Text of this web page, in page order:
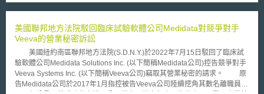
「初步立法公告」(Notice of Proposed Rulemaking, NPRM)，徵詢各方意
委員Viviane Reding表示，雖然歐洲的反垃圾郵件相關立法已有七年，但大
禁止發佈垃圾郵件及使用偵察軟體，但目前仍有約65%的民眾飽受垃圾郵件
騷擾。 歐盟執委會的報告指出 ： 目前幾乎所有會員國皆已設有相關網
站，方便民眾取得垃圾郵件及偵查軟體的資訊或申訴。 在分析來自22國的
140個案例後，發現各國所課予的罰款落差懸殊。罰款最高的依序為荷蘭
（100萬歐元）、義大利（57萬歐元）及西班牙（3萬歐元 ）；但在羅馬尼
亞、愛爾蘭及拉脫維亞等國，罰款的範圍則多在數百至數千歐元之間。 各
級政府機關（電信主管機關、資料及消費者保護機關與執法機關等）責任劃
美國聯邦地方法院駁回臨床試驗軟體公司Medidata對競爭對手
Veeva的營業秘密訴訟
美國紐約南區聯邦地方法院(S.D.N.Y.)於2022年7月15日駁回了臨床試
驗軟體公司Medidata Solutions Inc. (以下簡稱Medidata公司)控告競爭對手
Veeva Systems Inc. (以下簡稱Veeva公司)竊取其營業秘密的請求。 原
告Medidata公司於2017年1月指控被告Veeva公司陸續挖角其數名離職員